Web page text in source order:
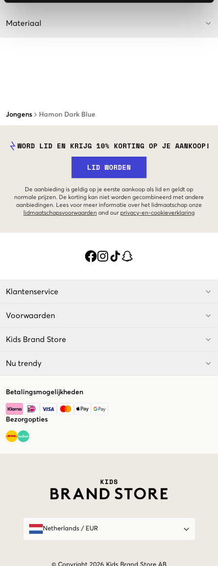
Jongens Hamon Dark Blue
Materiaal
WORD LID EN KRIJG 10% KORTING OP JE AANKOOP!
LID WORDEN
De aanbieding is geldig op je eerste aankoop als lid en geldt op
normale prijzen. De korting kan niet worden gecombineerd met andere
aanbiedingen. Lees voor meer informatie over het lidmaatschap onze
lidmaatschapsvoorwaarden and our privacy-en-cookieverklaring
Klantenservice
Voorwaarden
Kids Brand Store
Nu trendy
Betalingsmogelijkheden
Bezorgopties
Netherlands/ EUR
© Copyright 2026 Kids Brand Store AB